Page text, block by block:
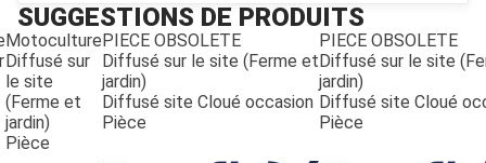
SUGGESTIONS DE PRODUITS
Motoculture
Diffusé sur
le site
(Ferme et
jardin)
Pièce
PIECE OBSOLETE
Diffusé sur le site (Ferme et
jardin)
Diffusé site Cloué occasion
Pièce
PIECE OBSOLETE
Diffusé sur le site
jardin)
Diffusé site Cloué
Pièce